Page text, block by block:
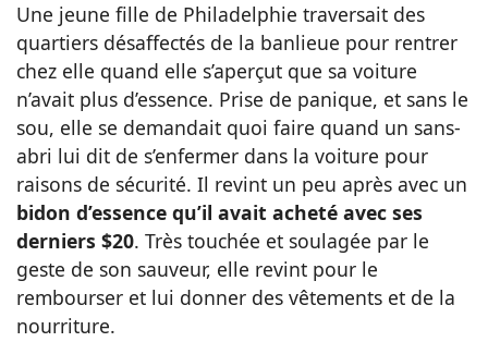
Une jeune fille de Philadelphie traversait des
quartiers désaffectés de la banlieue pour rentrer
chez elle quand elle s’aperçut que sa voiture
n’avait plus d’essence. Prise de panique, et sans le
sou, elle se demandait quoi faire quand un sans-
abri lui dit de s’enfermer dans la voiture pour
raisons de sécurité. Il revint un peu après avec un
bidon d’essence qu’il avait acheté avec ses
derniers $20. Très touchée et soulagée par le
geste de son sauveur, elle revint pour le
rembourser et lui donner des vêtements et de la
nourriture.